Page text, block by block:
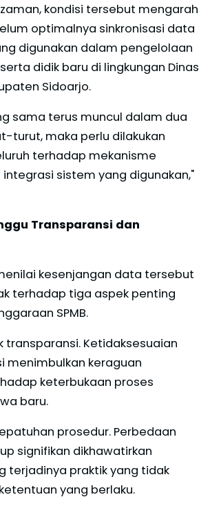
kondisi tersebut mengarah
optimalnya sinkronisasi data
digunakan dalam pengelolaan
didik baru di lingkungan Dinas
Sidoarjo.
sama terus muncul dalam dua
turut, maka perlu dilakukan
terhadap mekanisme
sistem yang digunakan,"
Transparansi dan
kesenjangan data tersebut
terhadap tiga aspek penting
SPMB.
transparansi. Ketidaksesuaian
menimbulkan keraguan
keterbukaan proses
baru.
prosedur. Perbedaan
signifikan dikhawatirkan
terjadinya praktik yang tidak
yang berlaku.